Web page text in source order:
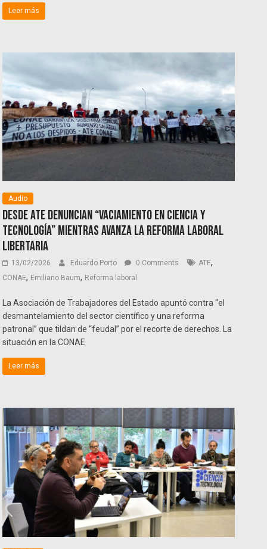
Leer más
Audio
Desde ATE denuncian “vaciamiento en ciencia y
tecnología” mientras avanza la reforma laboral
libertaria
13/02/2026 Eduardo Porto 0 Comments ATE,
CONAE, Emiliano Baum, Reforma laboral
La Asociación de Trabajadores del Estado apuntó contra “el
desmantelamiento del sector científico y una reforma
patronal” que tildan de “feudal” por el recorte de derechos. La
situación en la CONAE
Leer más